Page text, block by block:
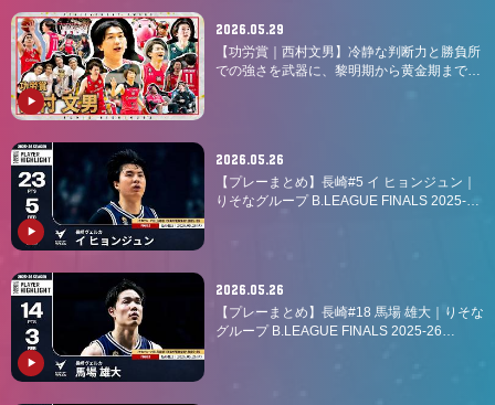
2026.05.29
【功労賞｜西村文男】冷静な判断力と勝負所
での強さを武器に、黎明期から黄金期までチ
2026.05.26
【プレーまとめ】長崎#5 イ ヒョンジュン｜
りそなグループ B.LEAGUE FINALS 2025-26
2026.05.26
【プレーまとめ】長崎#18 馬場 雄大｜りそな
グループ B.LEAGUE FINALS 2025-26